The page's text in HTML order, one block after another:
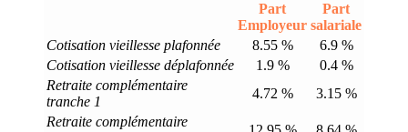
Part
Employeur
Part
salariale
Cotisation vieillesse plafonnée
8.55 %
6.9 %
Cotisation vieillesse déplafonnée
1.9 %
0.4 %
Retraite complémentaire
tranche 1
4.72 %
3.15 %
Retraite complémentaire